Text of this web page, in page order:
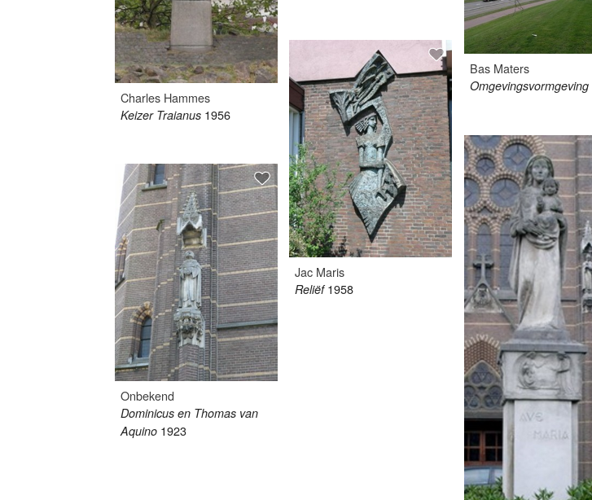
Charles Hammes
Keizer Traianus 1956
Bas Maters
Omgevingsvormgeving
Jac Maris
Reliëf 1958
Onbekend
Dominicus en Thomas van
Aquino 1923